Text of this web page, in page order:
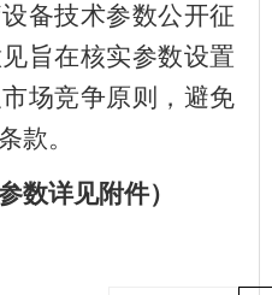
备技术参数公开征
旨在核实参数设置
场竞争原则，避免
款。
数详见附件）